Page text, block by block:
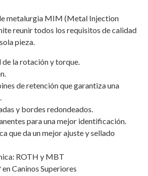
metalurgia MIM (Metal Injection
reunir todos los requisitos de calidad
pieza.
la rotación y torque.
de retención que garantiza una
y bordes redondeados.
para una mejor identificación.
que da un mejor ajuste y sellado
ROTH y MBT
Caninos Superiores